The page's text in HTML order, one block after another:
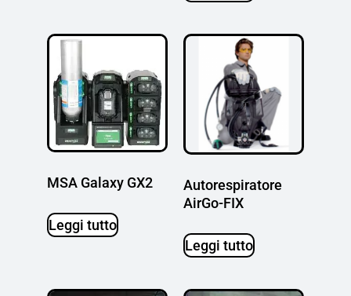
MSA Galaxy GX2
Leggi tutto
Autorespiratore
AirGo-FIX
Leggi tutto